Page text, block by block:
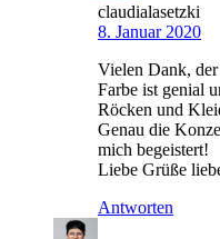
claudialasetzki
8. Januar 2020
Vielen Dank,
Farbe ist genial
Röcken und
Genau die
mich begeistert!
Liebe Grüße
Antworten